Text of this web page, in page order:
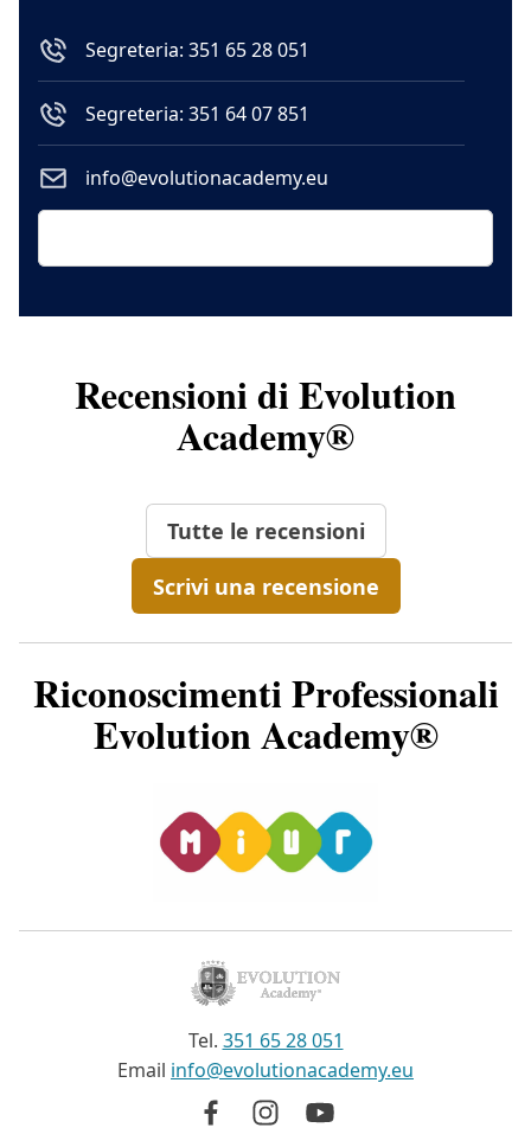
Segreteria: 351 65 28 051
Segreteria: 351 64 07 851
info@evolutionacademy.eu
Recensioni di Evolution
Academy®
Tutte le recensioni
Scrivi una recensione
Riconoscimenti Professionali
Evolution Academy®
Tel. 351 65 28 051
Email info@evolutionacademy.eu